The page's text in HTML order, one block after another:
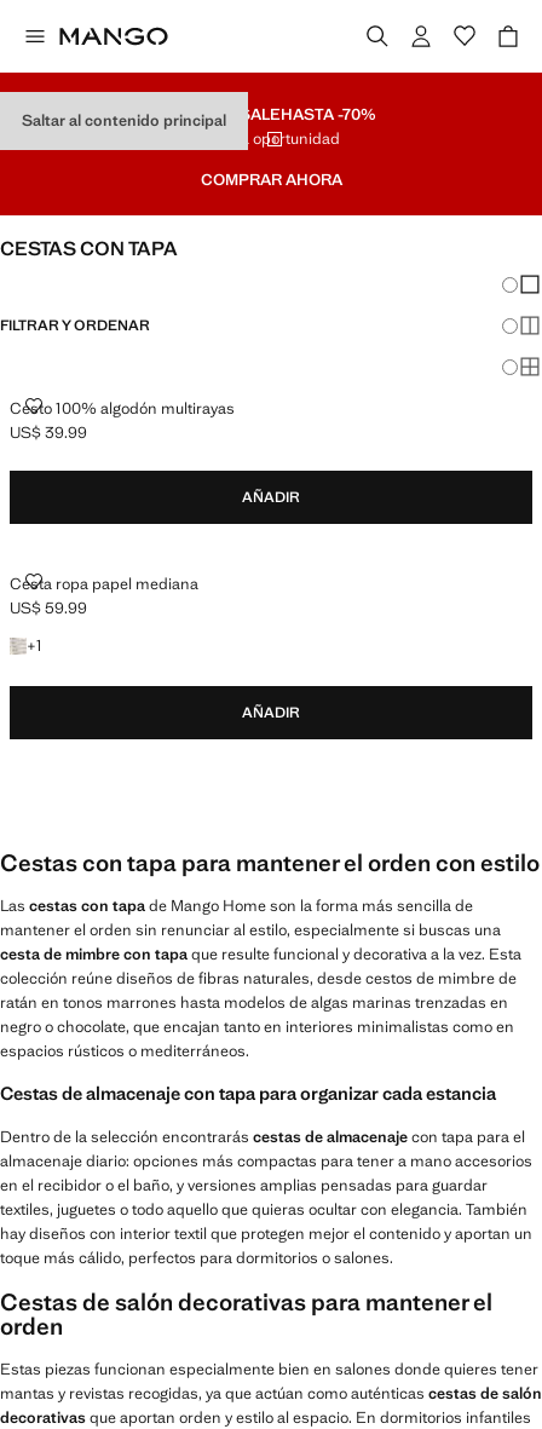
Saltar al contenido principal
SUMMER SALEHASTA -70%
Última oportunidad
COMPRAR AHORA
CESTAS CON TAPA
FILTRAR Y ORDENAR
Cesto 100% algodón multirayas
CESTO 100% ALGODÓN MULTIRAYAS
Precio actual [US$ 39.99 ]
US$ 39.99
AÑADIR
Cesta ropa papel mediana
CESTA ROPA PAPEL MEDIANA
Precio actual [US$ 59.99 ]
US$ 59.99
+1
+1 color
AÑADIR
Cestas con tapa para mantener el orden con estilo
Las cestas con tapade Mango Home son la forma más sencilla de
mantener el orden sin renunciar al estilo, especialmente si buscas una
cesta de mimbre con tapaque resulte funcional y decorativa a la vez. Esta
colección reúne diseños de fibras naturales, desde cestos de mimbre de
ratán en tonos marrones hasta modelos de algas marinas trenzadas en
negro o chocolate, que encajan tanto en interiores minimalistas como en
espacios rústicos o mediterráneos.
Cestas de almacenaje con tapa para organizar cada estancia
Dentro de la selección encontrarás cestas de almacenajecon tapa para el
almacenaje diario: opciones más compactas para tener a mano accesorios
en el recibidor o el baño, y versiones amplias pensadas para guardar
textiles, juguetes o todo aquello que quieras ocultar con elegancia. También
hay diseños con interior textil que protegen mejor el contenido y aportan un
toque más cálido, perfectos para dormitorios o salones.
Cestas de salón decorativas para mantener el
orden
Estas piezas funcionan especialmente bien en salones donde quieres tener
mantas y revistas recogidas, ya que actúan como auténticas cestas de salón
decorativasque aportan orden y estilo al espacio. En dormitorios infantiles